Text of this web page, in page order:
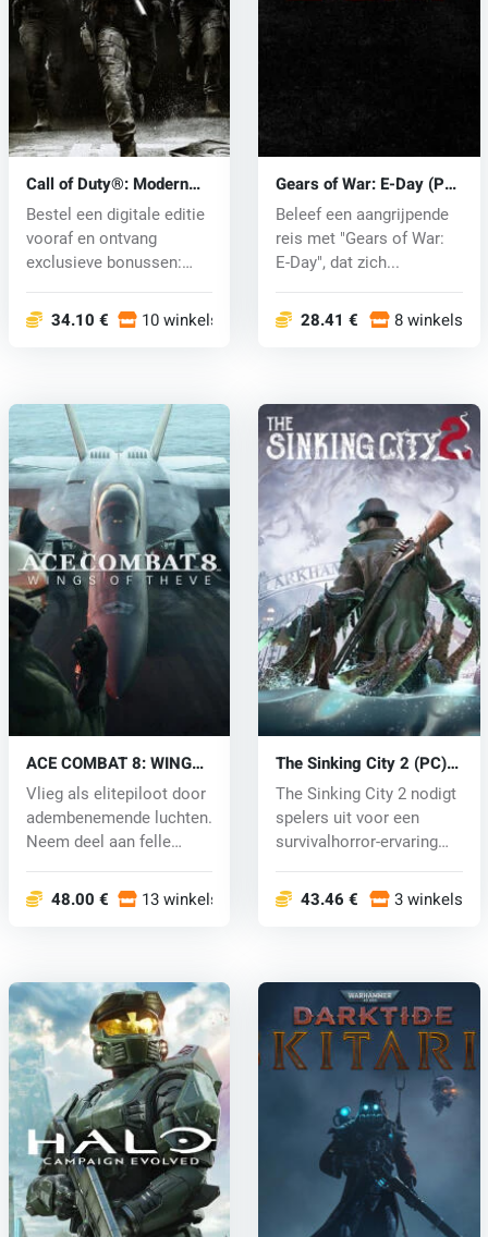
Call of Duty®: Modern
Warfare® 4 (PC) key
Bestel een digitale editie
vooraf en ontvang
exclusieve bonussen:
34.10 € 10 winkels
Gears of War: E-Day (PC)
key
Beleef een aangrijpende
reis met "Gears of War:
E-Day", dat zich...
28.41 € 8 winkels
ACE COMBAT 8: WINGS
OF THEVE (PC) key
Vlieg als elitepiloot door
adembenemende luchten.
Neem deel aan felle
48.00 € 13 winkels
The Sinking City 2 (PC)
key
The Sinking City 2 nodigt
spelers uit voor een
survivalhorror-ervaring
43.46 € 3 winkels